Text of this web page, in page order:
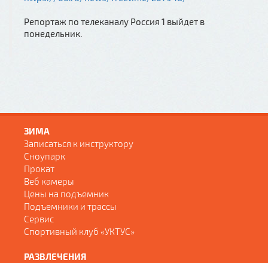
Репортаж по телеканалу Россия 1 выйдет в
понедельник.
ЗИМА
Записаться к инструктору
Сноупарк
Прокат
Веб камеры
Цены на подъемник
Подъемники и трассы
Сервис
Спортивный клуб «УКТУС»
РАЗВЛЕЧЕНИЯ